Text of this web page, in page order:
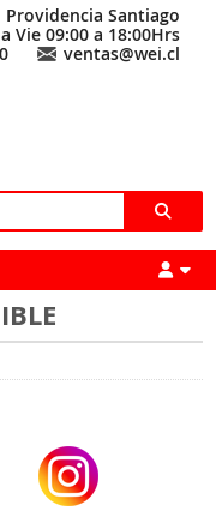
Santiago
Vie 09:00 a 18:00Hrs
ventas@wei.cl